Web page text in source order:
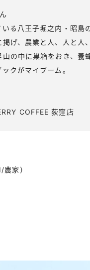
る八王子堀之内・昭
げ、農業と人、人と
の中に巣箱をおき、
クがマイブーム。
COFFEE 荻窪店
家）